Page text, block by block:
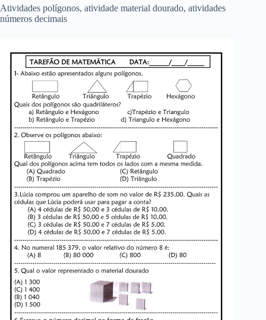
Atividades polígonos, atividade material dourado, atividades
números decimais